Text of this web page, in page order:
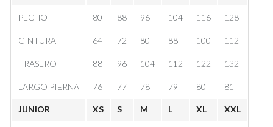
PECHO 80 88 96 104 116 128
CINTURA 64 72 80 88 100 112
TRASERO 88 96 104 112 122 132
LARGO PIERNA 76 77 78 79 80 81
JUNIOR XS S M L XL XXL